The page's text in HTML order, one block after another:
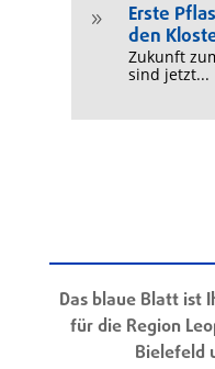
9
Erste
den
Zukunft
sind jetzt...
Das blaue Blatt ist
für die Region
Bielefeld